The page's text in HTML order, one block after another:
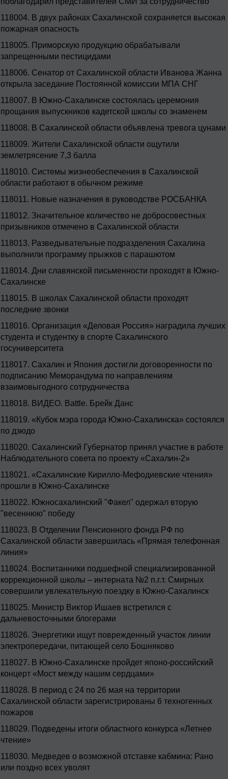
118004. В двух районах Сахалинской сохраняется высокая
пожарная опасность
118005. Приморскую продукцию обрабатывали
запрещенными пестицидами
118006. Сенатор от Сахалинской области Иванова Жанна
открыла заседание Постоянной комиссии МПА СНГ
118007. В Южно-Сахалинске состоялась церемония
прощания выпускников кадетской школы со знаменем
118008. В Сахалинской области объявлена тревога цунами
118009. Жители Сахалинской области ощутили
землетрясение 7,3 балла
118010. Системы жизнеобеспечения в Сахалинской
области работают в обычном режиме
118011. Новые назначения в руководстве РОСБАНКА
118012. Значительное количество не добросовестных
призывников отмечено в Сахалинской области
118013. Разведывательные подразделения Сахалина
выполнили программу прыжков с парашютом
118014. Дни славянской письменности проходят в Южно-
Сахалинске
118015. В школах Сахалинской области проходят
последние звонки
118016. Организация «Деловая Россия» наградила лучших
студента и студентку в спорте Сахалинского
госуниверситета
118017. Сахалин и Япония достигли договоренности по
подписанию Меморандума по направлениям
взаимовыгодного сотрудничества
118018. ВИДЕО. Battle. Брейк Данс
118019. «Кубок мэра города Южно-Сахалинска» состоялся
по дзюдо
118020. Сахалинский Губернатор принял участие в работе
Наблюдательного совета по проекту «Сахалин-2»
118021. «Сахалинские Кирилло-Мефодиевские чтения»
прошли в Южно-Сахалинске
118022. Южносахалинский "Факел" одержал вторую
"весеннюю" победу
118023. В Отделении Пенсионного фонда РФ по
Сахалинской области завершилась «Прямая телефонная
линия»
118024. Воспитанники подшефной специализированной
коррекционной школы – интерната №2 п.г.т. Смирных
совершили увлекательную поездку в Южно-Сахалинск
118025. Министр Виктор Ишаев встретился с
дальневосточными блогерами
118026. Энергетики ищут поврежденный участок линии
электропередачи, питающей село Бошняково
118027. В Южно-Сахалинске пройдет японо-российский
концерт «Мост между нашим сердцами»
118028. В период с 24 по 26 мая на территории
Сахалинской области зарегистрированы 6 техногенных
пожаров
118029. Подведены итоги областного конкурса «Летнее
чтение»
118030. Медведев о возможной отставке кабмина: Рано
или поздно всех уволят